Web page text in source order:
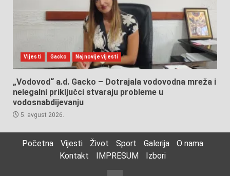
Vijesti Gacko Najnovije vijesti
„Vodovod“ a.d. Gacko – Dotrajala vodovodna mreža i
nelegalni priključci stvaraju probleme u
vodosnabdijevanju
5. avgust 2026.
Početna Vijesti Život Sport Galerija
O nama
Kontakt
IMPRESUM Izbori